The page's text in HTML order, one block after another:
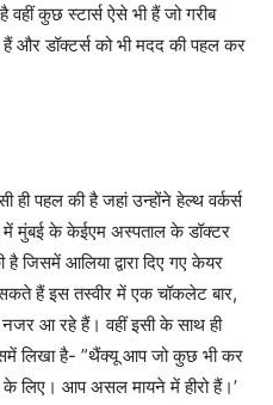
वहीं कुछ स्टार्स ऐसे भी हैं जो गरीब
और डॉक्टर्स को भी मदद की पहल कर
पहल की है जहां उन्होंने हेल्थ वर्कर्स
मुंबई के केईएम अस्पताल के डॉक्टर
जिसमें आलिया द्वारा दिए गए केयर
हैं इस तस्वीर में एक चॉकलेट बार,
आ रहे हैं। वहीं इसी के साथ ही
लिखा है- ”थैंक्यू आप जो कुछ भी कर
लिए। आप असल मायने में हीरो हैं।’